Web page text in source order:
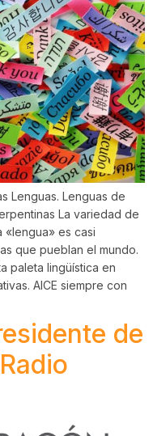
Lenguas. Lenguas de
La variedad de
es casi
que pueblan el mundo.
paleta lingüística en
AICE siempre con
de